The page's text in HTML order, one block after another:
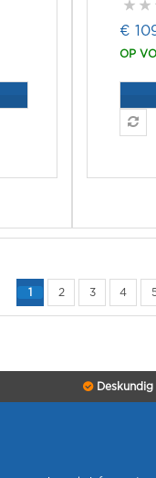
€
OP
1 2 3 4